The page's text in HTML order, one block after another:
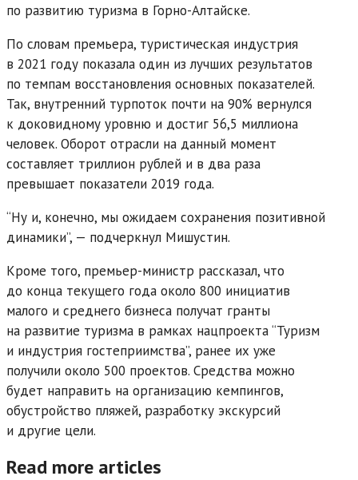
по развитию туризма в Горно-Алтайске.
По словам премьера, туристическая индустрия
в 2021 году показала один из лучших результатов
по темпам восстановления основных показателей.
Так, внутренний турпоток почти на 90% вернулся
к доковидному уровню и достиг 56,5 миллиона
человек. Оборот отрасли на данный момент
составляет триллион рублей и в два раза
превышает показатели 2019 года.
“Ну и, конечно, мы ожидаем сохранения позитивной
динамики”, — подчеркнул Мишустин.
Кроме того, премьер-министр рассказал, что
до конца текущего года около 800 инициатив
малого и среднего бизнеса получат гранты
на развитие туризма в рамках нацпроекта “Туризм
и индустрия гостеприимства”, ранее их уже
получили около 500 проектов. Средства можно
будет направить на организацию кемпингов,
обустройство пляжей, разработку экскурсий
и другие цели.
Read more articles